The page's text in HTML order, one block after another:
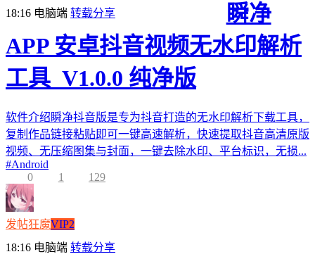
18:16 电脑端 转载分享
瞬净
APP 安卓抖音视频无水印解析
工具_V1.0.0 纯净版
软件介绍瞬净抖音版是专为抖音打造的无水印解析下载工具，
复制作品链接粘贴即可一键高速解析，快速提取抖音高清原版
视频、无压缩图集与封面，一键去除水印、平台标识，无损...
#Android
0
1 129
发帖狂魔VIP2
18:16 电脑端 转载分享